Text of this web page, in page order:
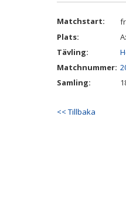
Matchstart:
Plats:
Tävling:
Matchnummer:
Samling:
<< Tillbaka